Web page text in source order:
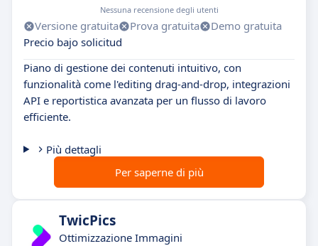
Nessuna recensione degli utenti
Versione gratuita Prova gratuita
Demo gratuita
Precio bajo solicitud
Piano di gestione dei contenuti intuitivo, con
funzionalità come l'editing drag-and-drop, integrazioni
API e reportistica avanzata per un flusso di lavoro
efficiente.
Più dettagli
Per saperne di più
TwicPics
Ottimizzazione Immagini